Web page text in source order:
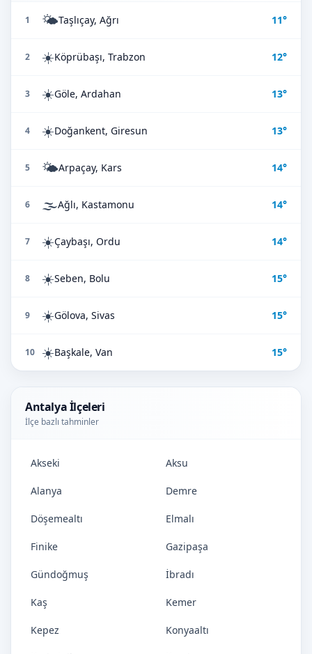
1 🌤️Taşlıçay, Ağrı 11°
2 ☀️Köprübaşı, Trabzon 12°
3 ☀️Göle, Ardahan 13°
4 ☀️Doğankent, Giresun 13°
5 🌤️Arpaçay, Kars 14°
6 🌫️Ağlı, Kastamonu 14°
7 ☀️Çaybaşı, Ordu 14°
8 ☀️Seben, Bolu 15°
9 ☀️Gölova, Sivas 15°
10 ☀️Başkale, Van 15°
Antalya İlçeleri
İlçe bazlı tahminler
Akseki Aksu
Alanya Demre
Döşemealtı Elmalı
Finike Gazipaşa
Gündoğmuş İbradı
Kaş Kemer
Kepez Konyaaltı